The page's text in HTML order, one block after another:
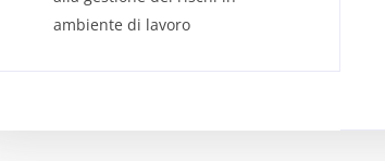
ambiente di lavoro